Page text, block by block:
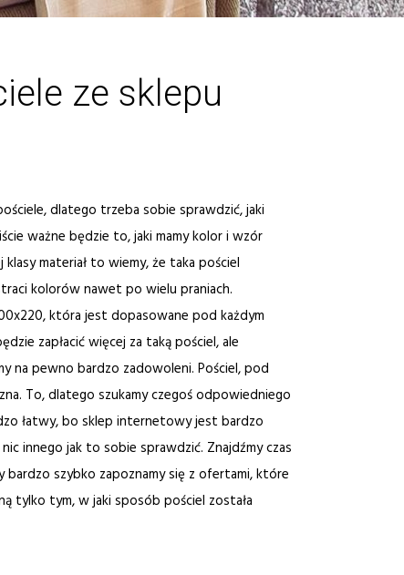
ze sklepu
dlatego trzeba sobie sprawdzić, jaki
ważne będzie to, jaki mamy kolor i wzór
materiał to wiemy, że taka pościel
kolorów nawet po wielu praniach.
która jest dopasowane pod każdym
zapłacić więcej za taką pościel, ale
na pewno bardzo zadowoleni. Pościel, pod
To, dlatego szukamy czegoś odpowiedniego
łatwy, bo sklep internetowy jest bardzo
innego jak to sobie sprawdzić. Znajdźmy czas
szybko zapoznamy się z ofertami, które
tylko tym, w jaki sposób pościel została